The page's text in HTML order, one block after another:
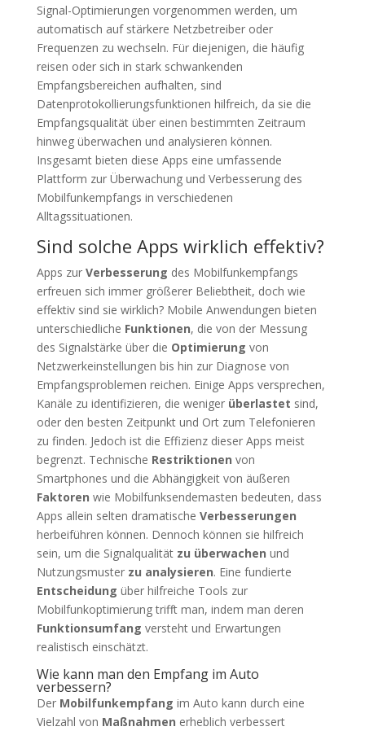
Signal-Optimierungen vorgenommen werden, um
automatisch auf stärkere Netzbetreiber oder
Frequenzen zu wechseln. Für diejenigen, die häufig
reisen oder sich in stark schwankenden
Empfangsbereichen aufhalten, sind
Datenprotokollierungsfunktionen hilfreich, da sie die
Empfangsqualität über einen bestimmten Zeitraum
hinweg überwachen und analysieren können.
Insgesamt bieten diese Apps eine umfassende
Plattform zur Überwachung und Verbesserung des
Mobilfunkempfangs in verschiedenen
Alltagssituationen.
Sind solche Apps wirklich effektiv?
Apps zur Verbesserung des Mobilfunkempfangs
erfreuen sich immer größerer Beliebtheit, doch wie
effektiv sind sie wirklich? Mobile Anwendungen bieten
unterschiedliche Funktionen, die von der Messung
des Signalstärke über die Optimierung von
Netzwerkeinstellungen bis hin zur Diagnose von
Empfangsproblemen reichen. Einige Apps versprechen,
Kanäle zu identifizieren, die weniger überlastet sind,
oder den besten Zeitpunkt und Ort zum Telefonieren
zu finden. Jedoch ist die Effizienz dieser Apps meist
begrenzt. Technische Restriktionen von
Smartphones und die Abhängigkeit von äußeren
Faktoren wie Mobilfunksendemasten bedeuten, dass
Apps allein selten dramatische Verbesserungen
herbeiführen können. Dennoch können sie hilfreich
sein, um die Signalqualität zu überwachen und
Nutzungsmuster zu analysieren. Eine fundierte
Entscheidung über hilfreiche Tools zur
Mobilfunkoptimierung trifft man, indem man deren
Funktionsumfang versteht und Erwartungen
realistisch einschätzt.
Wie kann man den Empfang im Auto
verbessern?
Der Mobilfunkempfang im Auto kann durch eine
Vielzahl von Maßnahmen erheblich verbessert